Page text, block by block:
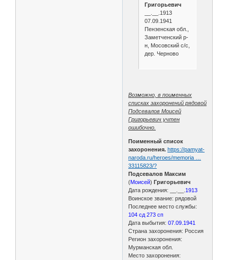
Григорьевич
__.__.1913
07.09.1941
Пензенская обл.,
Заметченский р-
н, Мосовский с/с,
дер. Черново
Возможно, в поименных
списках захоронений рядовой
Подсевалов Моисей
Григорьевич учтен
ошибочно.
Поименный список
захоронения. https://pamyat-
naroda.ru/heroes/memoria …
33115823/?
Подсевалов Максим
(Моисей) Григорьевич
Дата рождения: __.__. 1913
Воинское звание: рядовой
Последнее место службы:
104 сд 273 сп
Дата выбытия:07.09.1941
Страна захоронения: Россия
Регион захоронения:
Мурманская обл.
Место захоронения: